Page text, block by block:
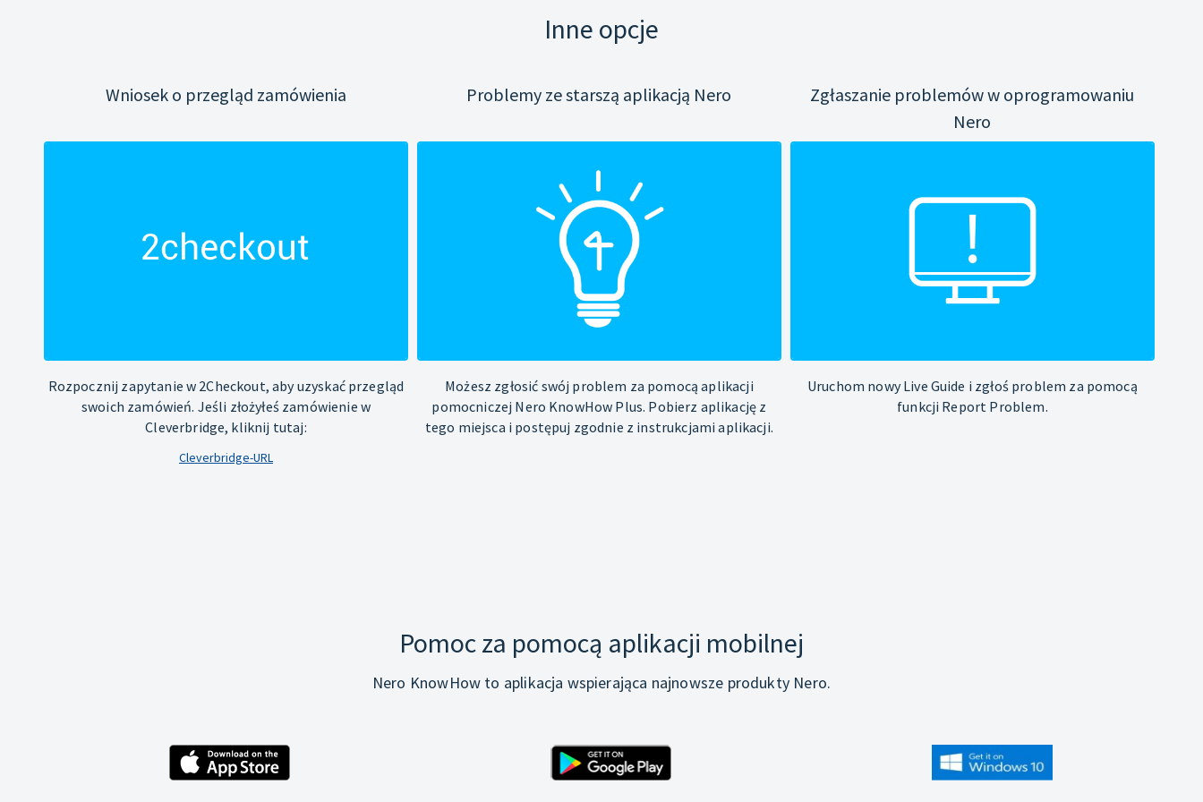
Inne opcje
Wniosek o przegląd zamówienia
Rozpocznij zapytanie w 2Checkout, aby uzyskać przegląd
swoich zamówień. Jeśli złożyłeś zamówienie w
Cleverbridge, kliknij tutaj:
Cleverbridge-URL
Problemy ze starszą aplikacją Nero
Możesz zgłosić swój problem za pomocą aplikacji
pomocniczej Nero KnowHow Plus. Pobierz aplikację z
tego miejsca i postępuj zgodnie z instrukcjami aplikacji.
Zgłaszanie problemów w oprogramowaniu
Nero
Uruchom nowy Live Guide i zgłoś problem za pomocą
funkcji Report Problem.
Pomoc za pomocą aplikacji mobilnej
Nero KnowHow to aplikacja wspierająca najnowsze produkty Nero.